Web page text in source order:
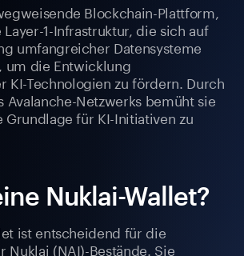
Blockchain-Plattform,
1-Infrastruktur, die sich auf
umfangreicher Datensysteme
um die Entwicklung
KI-Technologien zu fördern. Durch
Avalanche-Netzwerks bemüht sie
Grundlage für KI-Initiativen zu
Nuklai-Wallet?
ist entscheidend für die
Nuklai (NAI)-Bestände. Sie